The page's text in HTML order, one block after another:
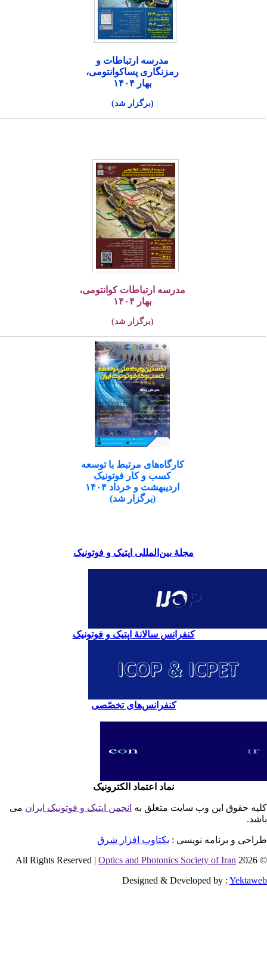
مدرسه ارتباطات و
رمزنگاری پساکوانتومی،
بهار ۱۴۰۴
(برگزار شد)
مدرسه ارتباطات کوانتومی،
بهار ۱۴۰۴
(برگزار شد)
کارگاه‌های مرتبط با توسعه
کسب و کار فوتونیک
اردیبهشت و خرداد ۱۴۰۴
(برگزار شد)
مجلۀ بین‌المللی اپتیک و فوتونیک
کنفرانس سالانۀ اپتیک و فوتونیک
کنفرانس‌های تخصّصی
نماد اعتماد الکترونیک
حقوق این وب سایت متعلق بهانجمن اپتیک و فوتونیک ایران می
و برنامه نویسی : یکتاوب افزار شرق
©
Optics and Photonics Society of Iran
Designed & Developed by :